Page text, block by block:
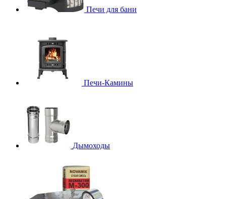
Печи для бани
Печи-Камины
Дымоходы